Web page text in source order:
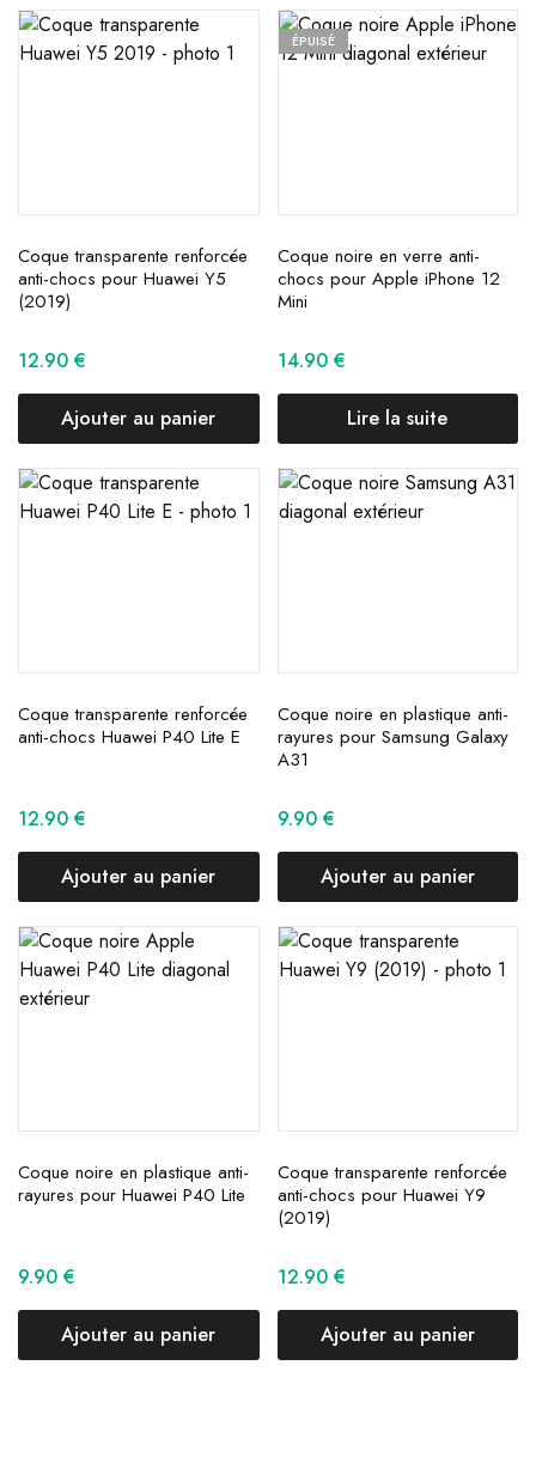
Coque transparente renforcée
anti-chocs pour Huawei Y5
(2019)
12.90 €
Ajouter au panier
ÉPUISÉ
Coque noire en verre anti-
chocs pour Apple iPhone 12
Mini
14.90 €
Lire la suite
Coque transparente renforcée
anti-chocs Huawei P40 Lite E
12.90 €
Ajouter au panier
Coque noire en plastique anti-
rayures pour Samsung Galaxy
A31
9.90 €
Ajouter au panier
Coque noire en plastique anti-
rayures pour Huawei P40 Lite
9.90 €
Ajouter au panier
Coque transparente renforcée
anti-chocs pour Huawei Y9
(2019)
12.90 €
Ajouter au panier